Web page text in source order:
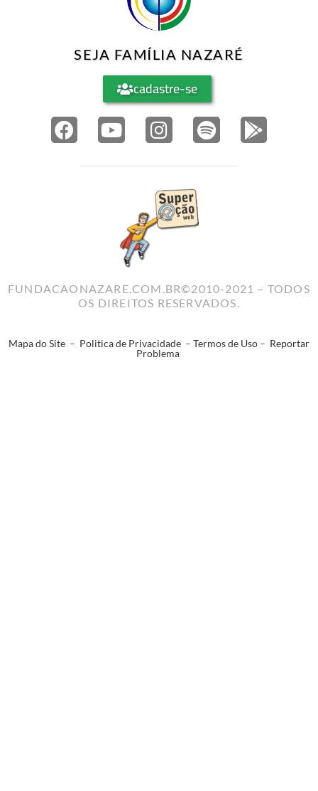
SEJA FAMÍLIA NAZARÉ
cadastre-se
FUNDACAONAZARE.COM.BR©2010-2021 – TODOS
OS DIREITOS RESERVADOS.
Mapa do Site – Politica de Privacidade – Termos de Uso – Reportar
Problema